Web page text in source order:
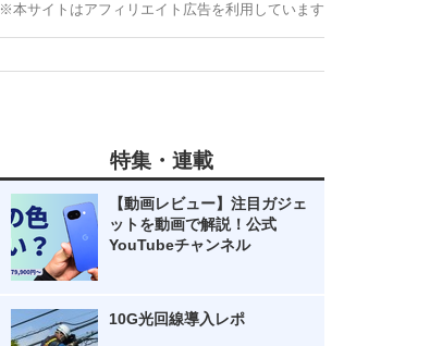
※本サイトはアフィリエイト広告を利用しています
特集・連載
【動画レビュー】注目ガジェ
ットを動画で解説！公式
YouTubeチャンネル
10G光回線導入レポ